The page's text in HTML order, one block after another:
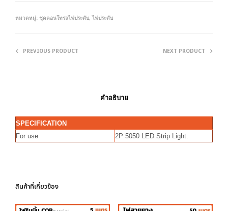
หมวดหมู่: ชุดคอนโทรลไฟประดับ,ไฟประดับ
PREVIOUS PRODUCT NEXT PRODUCT
คำอธิบาย
SPECIFICATION
For use
2P 5050 LED Strip Light.
สินค้าที่เกี่ยวข้อง